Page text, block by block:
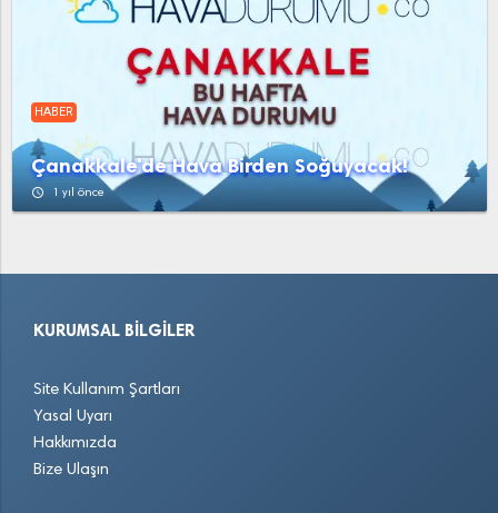
HABER
Çanakkale'de Hava Birden Soğuyacak!
access_time 1 yıl önce
KURUMSAL BILGILER
Site Kullanım Şartları
Yasal Uyarı
Hakkımızda
Bize Ulaşın